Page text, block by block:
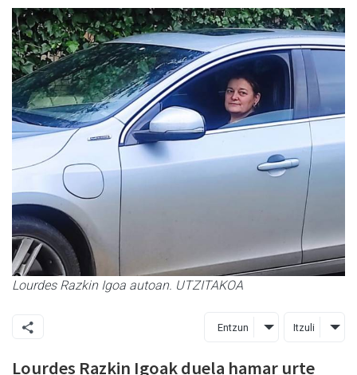
Lourdes Razkin Igoa autoan. UTZITAKOA
Entzun Itzuli
Lourdes Razkin Igoak duela hamar urte